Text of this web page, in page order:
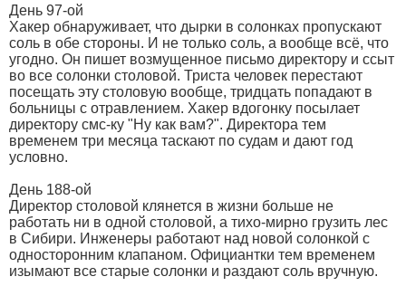
День 97-ой
Хакер обнаруживает, что дырки в солонках пропускают
соль в обе стороны. И не только соль, а вообще всё, что
угодно. Он пишет возмущенное письмо директору и ссыт
во все солонки столовой. Триста человек перестают
посещать эту столовую вообще, тридцать попадают в
больницы с отравлением. Хакер вдогонку посылает
директору смс-ку "Ну как вам?". Директора тем
временем три месяца таскают по судам и дают год
условно.
День 188-ой
Директор столовой клянется в жизни больше не
работать ни в одной столовой, а тихо-мирно грузить лес
в Сибири. Инженеры работают над новой солонкой с
односторонним клапаном. Официантки тем временем
изымают все старые солонки и раздают соль вручную.